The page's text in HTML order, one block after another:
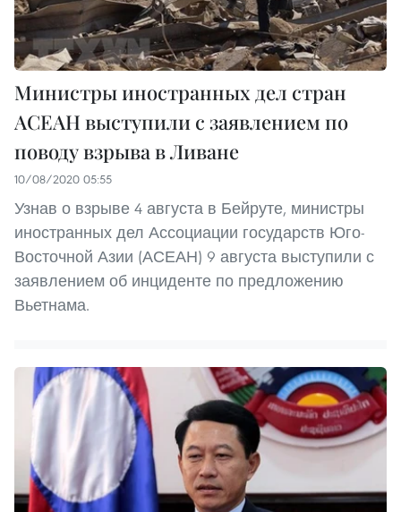
Министры иностранных дел стран
АСЕАН выступили с заявлением по
поводу взрыва в Ливане
10/08/2020 05:55
Узнав о взрыве 4 августа в Бейруте, министры
иностранных дел Ассоциации государств Юго-
Восточной Азии (АСЕАН) 9 августа выступили с
заявлением об инциденте по предложению
Вьетнама.